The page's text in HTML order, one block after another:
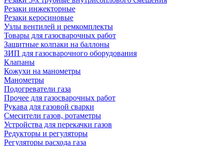
Резаки инжекторные
Резаки керосиновые
Узлы вентилей и ремкомплекты
Товары для газосварочных работ
Защитные колпаки на баллоны
ЗИП для газосварочного оборудования
Клапаны
Кожухи на манометры
Манометры
Подогреватели газа
Прочее для газосварочных работ
Рукава для газовой сварки
Смесители газов, ротаметры
Устройства для перекачки газов
Редукторы и регуляторы
Регуляторы расхода газа